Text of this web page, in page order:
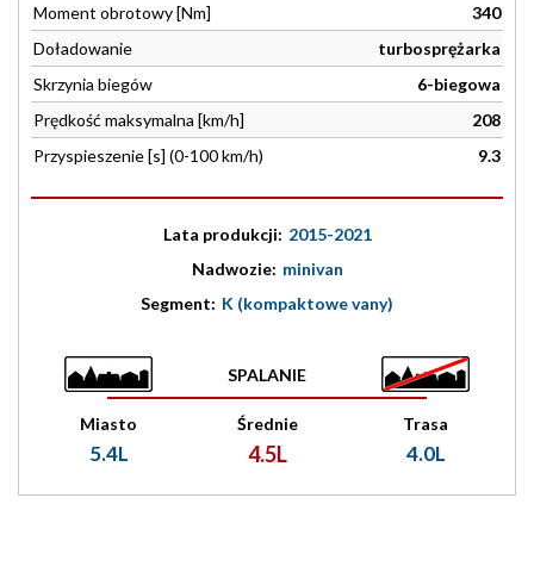
Moment obrotowy [Nm]
340
Doładowanie
turbosprężarka
Skrzynia biegów
6-biegowa
Prędkość maksymalna [km/h]
208
Przyspieszenie [s] (0-100 km/h)
9.3
Lata produkcji: 2015-2021
Nadwozie: minivan
Segment: K (kompaktowe vany)
SPALANIE
Miasto
5.4L
Średnie
4.5L
Trasa
4.0L